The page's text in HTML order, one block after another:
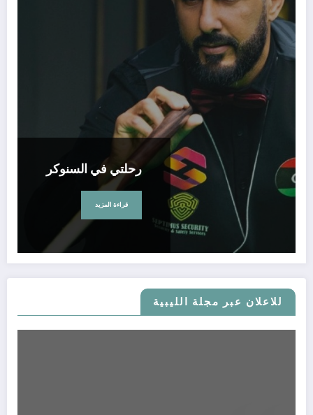
للاعلان عبر مجلة الليبية
رحلتي في السنوكر
قراءة المزيد